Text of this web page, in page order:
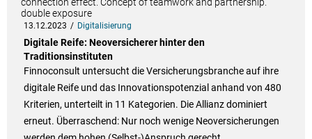
13.12.2023 Digitalisierung
Digitale Reife: Neoversicherer hinter den
Traditionsinstituten
Finnoconsult untersucht die Versicherungsbranche auf ihre
digitale Reife und das Innovationspotenzial anhand von 480
Kriterien, unterteilt in 11 Kategorien. Die Allianz dominiert
erneut. Überraschend: Nur noch wenige Neoversicherungen